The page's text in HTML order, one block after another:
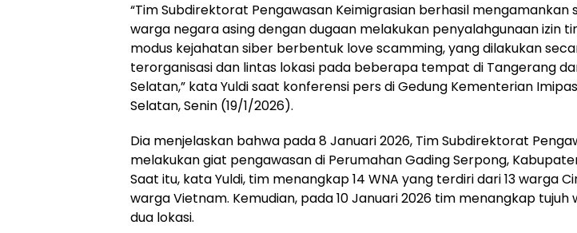
“Tim Subdirektorat Pengawasan Keimigrasian berhasil mengamankan
warga negara asing dengan dugaan melakukan penyalahgunaan izin
modus kejahatan siber berbentuk love scamming, yang dilakukan
terorganisasi dan lintas lokasi pada beberapa tempat di Tangerang
Selatan,” kata Yuldi saat konferensi pers di Gedung Kementerian
Selatan, Senin (19/1/2026).
Dia menjelaskan bahwa pada 8 Januari 2026, Tim Subdirektorat
melakukan giat pengawasan di Perumahan Gading Serpong,
Saat itu, kata Yuldi, tim menangkap 14 WNA yang terdiri dari 13 warga
warga Vietnam. Kemudian, pada 10 Januari 2026 tim menangkap tujuh
dua lokasi.